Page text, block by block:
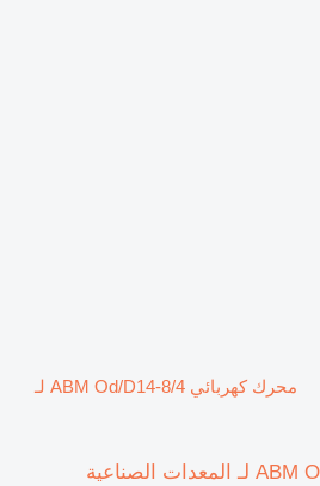
محرك كهربائي ABM Od/D14-8/4 لـ